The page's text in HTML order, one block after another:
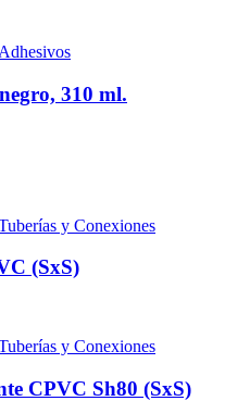
310 ml.
y Conexiones
(SxS)
y Conexiones
CPVC Sh80 (SxS)